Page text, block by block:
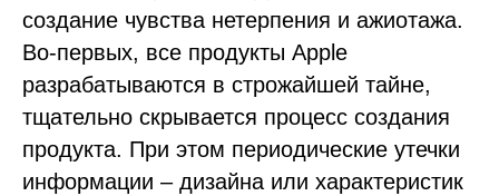
создание чувства нетерпения и ажиотажа.
Во-первых, все продукты Apple
разрабатываются в строжайшей тайне,
тщательно скрывается процесс создания
продукта. При этом периодические утечки
информации – дизайна или характеристик